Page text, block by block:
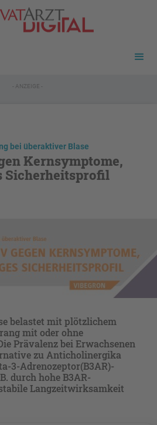
- ANZEIGE -
bei überaktiver Blase
Kernsymptome,
Sicherheitsprofil
belastet mit plötzlichem
mit oder ohne
Prävalenz bei Erwachsenen
zu Anticholinergika
3-Adrenozeptor(B3AR)-
durch hohe B3AR-
Langzeitwirksamkeit